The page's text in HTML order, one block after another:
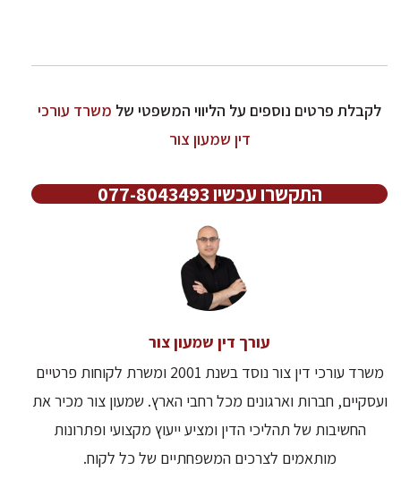
לקבלת פרטים נוספים על הליווי המשפטי של משרד עורכי
דין שמעון צור
התקשרו עכשיו 077-8043493
עורך דין שמעון צור
משרד עורכי דין צור נוסד בשנת 2001 ומשרת לקוחות פרטיים
ועסקיים, חברות וארגונים מכל רחבי הארץ. שמעון צור מכיר את
החשיבות של תהליכי הדין ומציע ייעוץ מקצועי ופתרונות
מותאמים לצרכים המשפחתיים של כל לקוח.